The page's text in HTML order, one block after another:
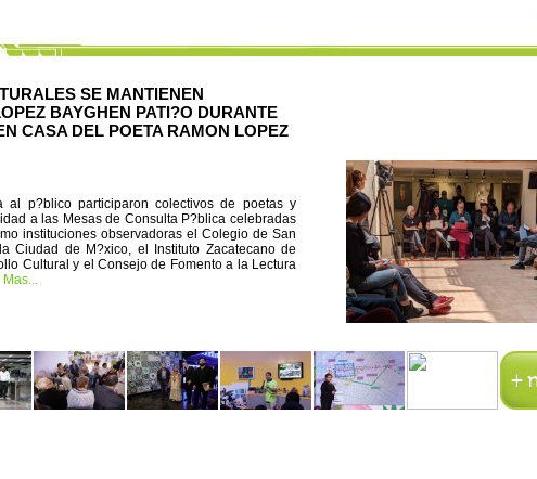
SE MANTIENEN
BAYGHEN PATI?O DURANTE
CASA DEL POETA RAMON LOPEZ
p?blico participaron colectivos de poetas y
a las Mesas de Consulta P?blica celebradas
instituciones observadoras el Colegio de San
Ciudad de M?xico, el Instituto Zacatecano de
Cultural y el Consejo de Fomento a la Lectura